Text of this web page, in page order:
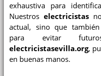
exhaustiva para
Nuestros electricistasno
actual, sino que
para evitar
electricistasevilla.org,
en buenas manos.